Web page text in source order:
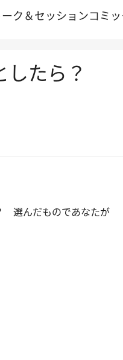
ーク＆セッションコミ
したら？
選んだものであなたが